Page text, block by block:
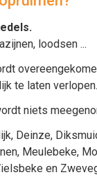
.
, loodsen ...
te laten verlopen.
niets
, Deinze,
, Meulebeke,
en